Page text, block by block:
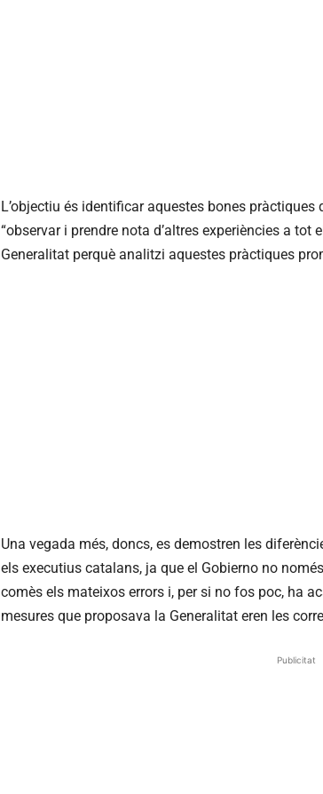
L’objectiu és identificar aquestes bones
“observar i prendre nota d’altres experiències a tot
Generalitat perquè analitzi aquestes pràctiques
Una vegada més, doncs, es demostren les
els executius catalans, ja que el Gobierno no
comès els mateixos errors i, per si no fos poc, ha
mesures que proposava la Generalitat eren les
Publicitat